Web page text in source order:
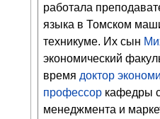
работала
языка в Томском
техникуме. Их сын
экономический
время доктор
профессоркафедры
менеджмента и